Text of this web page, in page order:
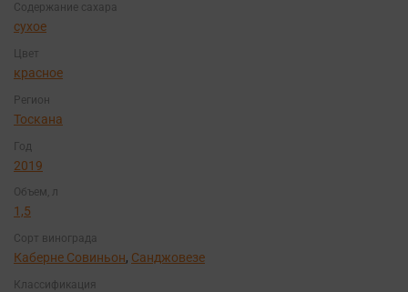
Содержание сахара
сухое
Цвет
красное
Регион
Тоскана
Год
2019
Объем, л
1,5
Сорт винограда
Каберне Совиньон, Санджовезе
Классификация